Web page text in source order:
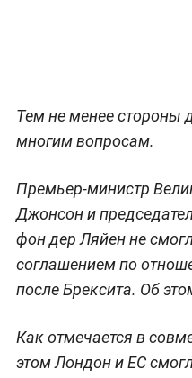
Тем не менее стороны
многим вопросам.
Премьер-министр
Джонсон и
фон дер Ляйен не
соглашением по
после Брексита. Об
Как отмечается в
этом Лондон и ЕС